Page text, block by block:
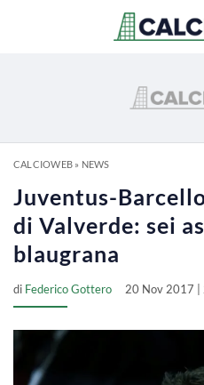
CALCIOWEB» NEWS
Juventus-
di Valverde: sei
blaugrana
di Federico Gottero 20 Nov 2017 |